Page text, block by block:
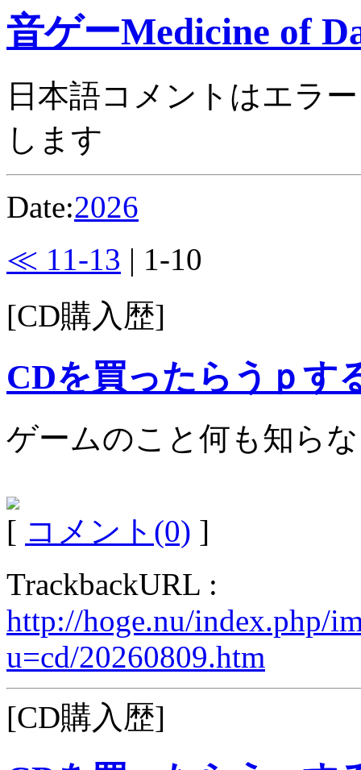
音ゲーMedicine of
日本語コメントはエラ
します
Date:2026
≪ 11-13 | 1-10
[CD購入歴]
CDを買ったらうｐす
ゲームのこと何も知ら
[ コメント(0) ]
TrackbackURL :
http://hoge.nu/index.php/
u=cd/20260809.htm
[CD購入歴]